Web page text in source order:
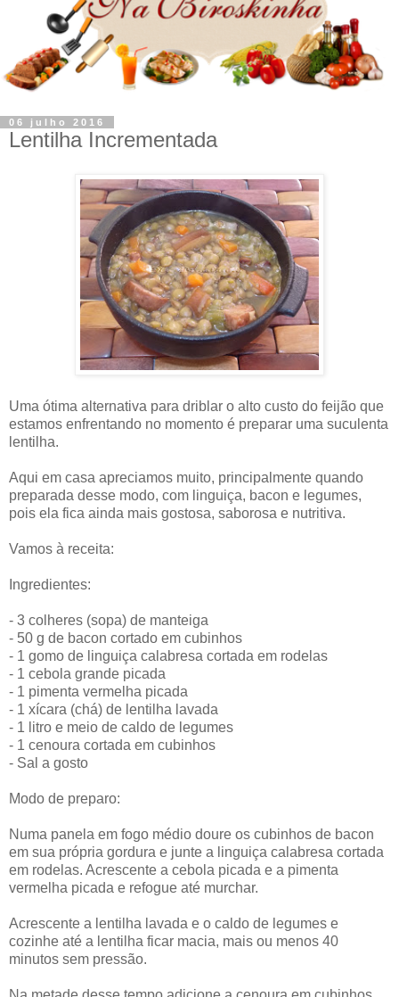
06 julho 2016
Lentilha Incrementada
Uma ótima alternativa para driblar o alto custo do feijão que
estamos enfrentando no momento é preparar uma suculenta
lentilha.
Aqui em casa apreciamos muito, principalmente quando
preparada desse modo, com linguiça, bacon e legumes,
pois ela fica ainda mais gostosa, saborosa e nutritiva.
Vamos à receita:
Ingredientes:
- 3 colheres (sopa) de manteiga
- 50 g de bacon cortado em cubinhos
- 1 gomo de linguiça calabresa cortada em rodelas
- 1 cebola grande picada
- 1 pimenta vermelha picada
- 1 xícara (chá) de lentilha lavada
- 1 litro e meio de caldo de legumes
- 1 cenoura cortada em cubinhos
- Sal a gosto
Modo de preparo:
Numa panela em fogo médio doure os cubinhos de bacon
em sua própria gordura e junte a linguiça calabresa cortada
em rodelas. Acrescente a cebola picada e a pimenta
vermelha picada e refogue até murchar.
Acrescente a lentilha lavada e o caldo de legumes e
cozinhe até a lentilha ficar macia, mais ou menos 40
minutos sem pressão.